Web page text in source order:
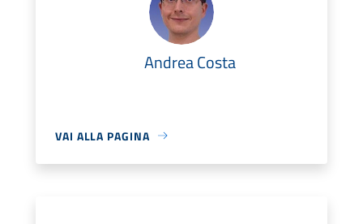
Andrea Costa
VAI ALLA PAGINA